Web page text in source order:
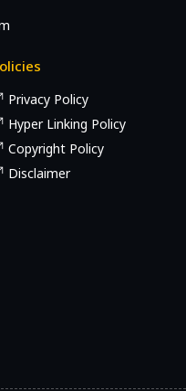
Privacy Policy
Hyper Linking Policy
Copyright Policy
Disclaimer